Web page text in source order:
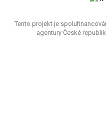
Tento projekt je
agentury České